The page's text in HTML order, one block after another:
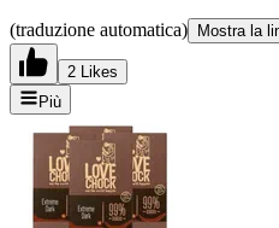
(traduzione automatica) Mostra la
2 Likes
Più